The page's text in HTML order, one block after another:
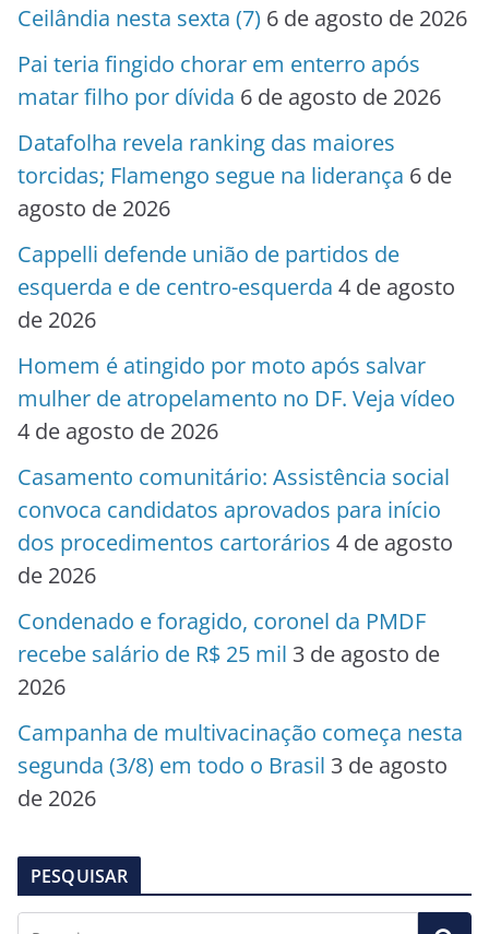
Ceilândia nesta sexta (7) 6 de agosto de 2026
Pai teria fingido chorar em enterro após
matar filho por dívida 6 de agosto de 2026
Datafolha revela ranking das maiores
torcidas; Flamengo segue na liderança 6 de
agosto de 2026
Cappelli defende união de partidos de
esquerda e de centro-esquerda 4 de agosto
de 2026
Homem é atingido por moto após salvar
mulher de atropelamento no DF. Veja vídeo
4 de agosto de 2026
Casamento comunitário: Assistência social
convoca candidatos aprovados para início
dos procedimentos cartorários 4 de agosto
de 2026
Condenado e foragido, coronel da PMDF
recebe salário de R$ 25 mil 3 de agosto de
2026
Campanha de multivacinação começa nesta
segunda (3/8) em todo o Brasil 3 de agosto
de 2026
PESQUISAR